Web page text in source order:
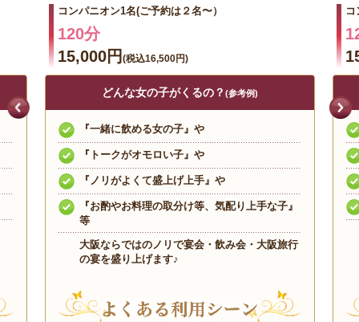
コンパニオン1名(ご予約は２名〜）
120分
15,000円(税込16,500円)
どんな女の子がくるの？ (参考例)
『一緒に飲める女の子』や
『トークがオモロい子』や
『ノリがよくて盛上げ上手』や
『お酌やお料理の取分け等、気配り上手な子』
等
大阪ならではのノリで宴会・飲み会・大阪旅行
の宴を盛り上げます♪